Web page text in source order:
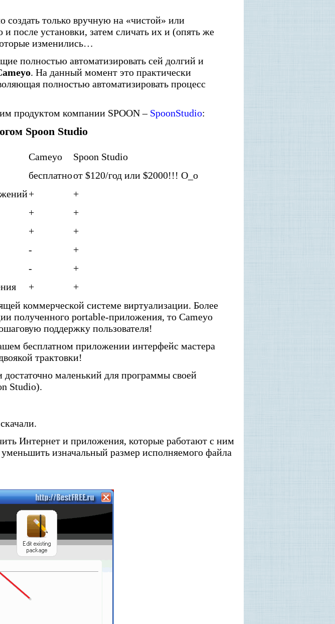
только вручную на «чистой» или
после установки, затем сличать их и (опять же
изменились…
полностью автоматизировать сей долгий и
. На данный момент это практически
полностью автоматизировать процесс
продуктом компании SPOON – SpoonStudio:
Spoon Studio
Cameyo
Spoon Studio
бесплатноот $120/год или $2000!!! О_о
+
+
+
+
+
+
-
+
-
+
+
+
коммерческой системе виртуализации. Более
полученного portable-приложения, то Cameyo
поддержку пользователя!
бесплатном приложении интерфейс мастера
трактовки!
маленький для программы своей
Studio).
Интернет и приложения, которые работают с ним
изначальный размер исполняемого файла